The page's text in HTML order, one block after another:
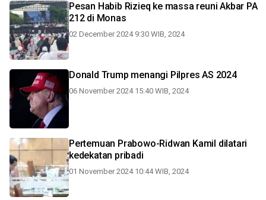
Pesan Habib Rizieq ke massa reuni Akbar PA
212 di Monas
02 December 2024 9:30 WIB, 2024
Donald Trump menangi Pilpres AS 2024
06 November 2024 15:40 WIB, 2024
Pertemuan Prabowo-Ridwan Kamil dilatari
kedekatan pribadi
01 November 2024 10:44 WIB, 2024